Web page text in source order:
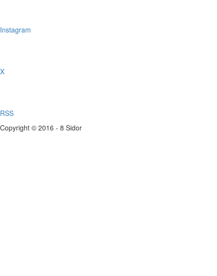
Instagram
X
RSS
Copyright © 2016 - 8 Sidor